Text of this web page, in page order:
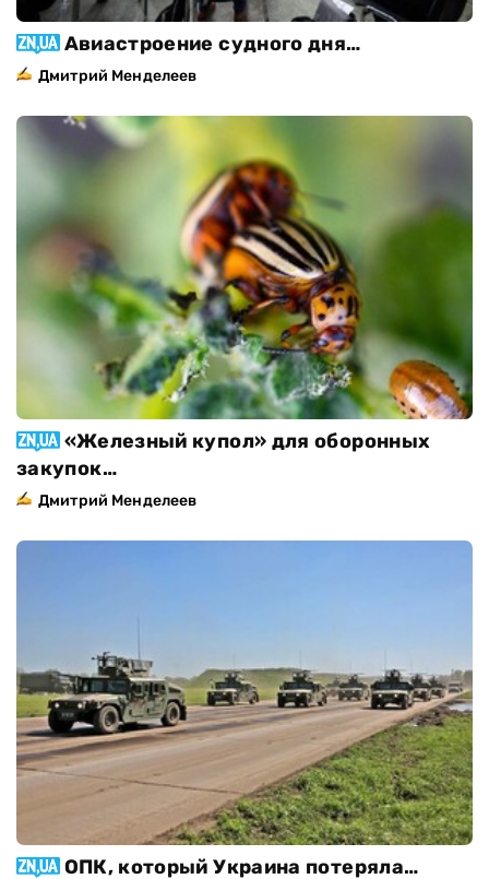
Авиастроение судного дня…
Дмитрий Менделеев
«Железный купол» для оборонных
закупок…
Дмитрий Менделеев
ОПК, который Украина потеряла…